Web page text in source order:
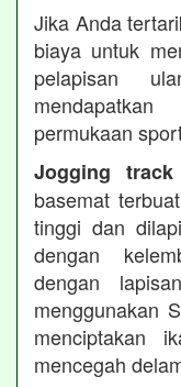
Jika Anda
biaya untuk
pelapisan
permukaan
Jogging track
basemat
tinggi dan
dengan
dengan
menggunakan
menciptakan
mencegah